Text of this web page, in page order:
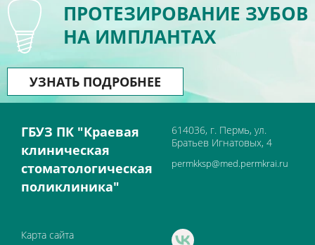
ПРОТЕЗИРОВАНИЕ ЗУБОВ
НА ИМПЛАНТАХ
УЗНАТЬ ПОДРОБНЕЕ
ГБУЗ ПК "Краевая
клиническая
стоматологическая
поликлиника"
614036, г. Пермь, ул.
Братьев Игнатовых, 4
permkksp@med.permkrai.ru
Карта сайта